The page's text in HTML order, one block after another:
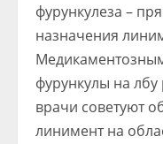
фурункулеза –
назначения
фурункулы на
врачи советуют
линимент на